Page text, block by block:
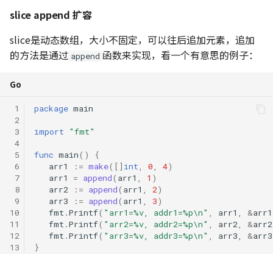
slice append 扩容
slice是动态数组，大小不固定，可以往后追加元素，追加
的方法是通过 append 函数来实现，看一个有意思的例子：
Go
1
2
3
4
5
6
7
8
9
10
11
12
13
package main
import "fmt"
func main()
{
arr1
:= make([] int, 0, 4)
arr1
= append( arr1 , 1 )
arr2
:= append( arr1 , 2)
arr3
:= append( arr1 , 3)
fmt .Printf( "arr1=%v, addr1=%p\n" , arr1 , &arr1
fmt .Printf( "arr2=%v, addr2=%p\n" , arr2, &arr2
fmt .Printf( "arr3=%v, addr3=%p\n" , arr3, &arr3
}